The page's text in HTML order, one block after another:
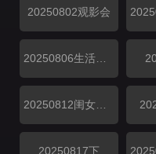
20250802观影会
20250817下